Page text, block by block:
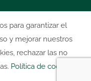
para garantizar el
y mejorar nuestros
rechazar las no
Política de cookies